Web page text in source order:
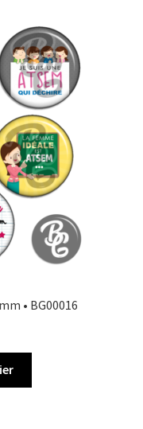
• BG00016